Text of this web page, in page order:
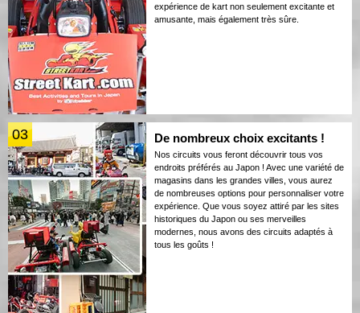
expérience de kart non seulement excitante et
amusante, mais également très sûre.
03 De nombreux choix excitants !
Nos circuits vous feront découvrir tous vos
endroits préférés au Japon ! Avec une variété de
magasins dans les grandes villes, vous aurez
de nombreuses options pour personnaliser votre
expérience. Que vous soyez attiré par les sites
historiques du Japon ou ses merveilles
modernes, nous avons des circuits adaptés à
tous les goûts !